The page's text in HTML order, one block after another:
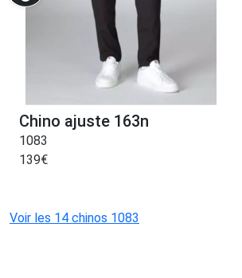
Chino ajuste 163n
1083
139€
Voir les 14 chinos 1083